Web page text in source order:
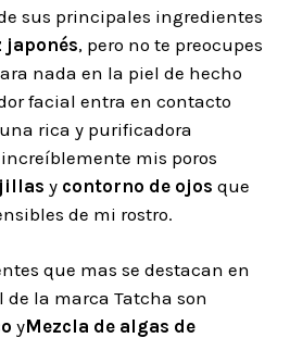
sus principales ingredientes
japonés, pero no te preocupes
nada en la piel de hecho
facial entra en contacto
rica y purificadora
mis poros
y contorno de ojos que
de mi rostro.
que mas se destacan en
la marca Tatcha son
yMezcla de algas de